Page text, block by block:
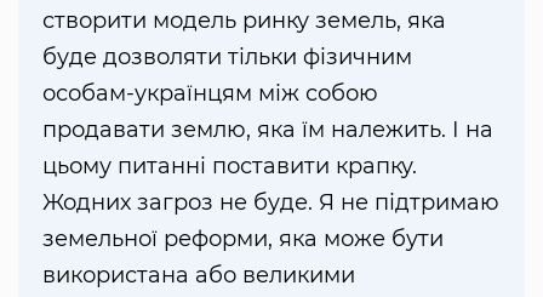
створити модель ринку земель, яка
буде дозволяти тільки фізичним
особам-українцям між собою
продавати землю, яка їм належить. І на
цьому питанні поставити крапку.
Жодних загроз не буде. Я не підтримаю
земельної реформи, яка може бути
використана або великими